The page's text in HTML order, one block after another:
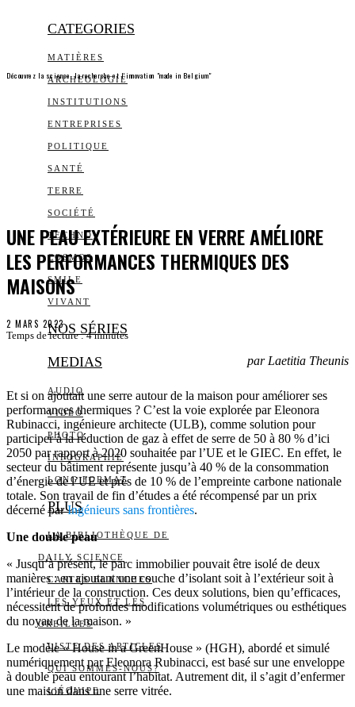
CATEGORIES
MATIÈRES
ARCHEOLOGIE
INSTITUTIONS
ENTREPRISES
POLITIQUE
SANTÉ
TERRE
SOCIÉTÉ
TECHNO
COSMOS
SMILE
VIVANT
NOS SÉRIES
MEDIAS
AUDIO
VIDÉO
PHOTO
INFOGRAPHIE
LONG FORMAT
PLUS
LA BIBLIOTHÈQUE DE
DAILY SCIENCE
CARTES BLANCHES
LES YEUX ET LES
OREILLES
LISTE DES ARTICLES
QUI SOMMES-NOUS?
L’ÉQUIPE
Découvrez la science, la recherche et l’innovation "made in Belgium"
UNE PEAU EXTÉRIEURE EN VERRE AMÉLIORE
LES PERFORMANCES THERMIQUES DES
MAISONS
2 MARS 2023
Temps de lecture :4 minutes
par Laetitia Theunis
Et si on ajoutait une serre autour de la maison pour améliorer ses
performances thermiques ? C’est la voie explorée par Eleonora
Rubinacci, ingénieure architecte (ULB), comme solution pour
participer à la réduction de gaz à effet de serre de 50 à 80 % d’ici
2050 par rapport à 2020 souhaitée par l’UE et le GIEC. En effet, le
secteur du bâtiment représente jusqu’à 40 % de la consommation
d’énergie de l’UE et près de 10 % de l’empreinte carbone nationale
totale. Son travail de fin d’études a été récompensé par un prix
décerné parIngénieurs sans frontières.
Une double peau
« Jusqu’à présent, le parc immobilier pouvait être isolé de deux
manières : en ajoutant une couche d’isolant soit à l’extérieur soit à
l’intérieur de la construction. Ces deux solutions, bien qu’efficaces,
nécessitent de profondes modifications volumétriques ou esthétiques
du noyau de la maison. »
Le modèle « House in a GreenHouse » (HGH), abordé et simulé
numériquement par Eleonora Rubinacci, est basé sur une enveloppe
à double peau entourant l’habitat. Autrement dit, il s’agit d’enfermer
une maison dans une serre vitrée.